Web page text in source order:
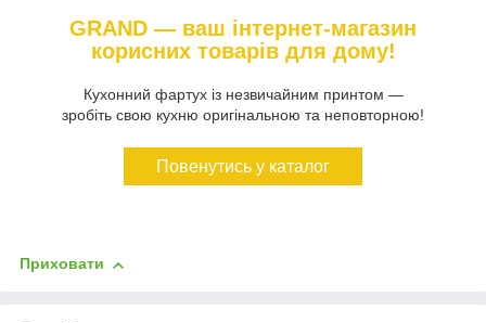
GRAND — ваш інтернет-магазин
корисних товарів для дому!
Кухонний фартух із незвичайним принтом —
зробіть свою кухню оригінальною та неповторною!
Повенутись у каталог
Приховати